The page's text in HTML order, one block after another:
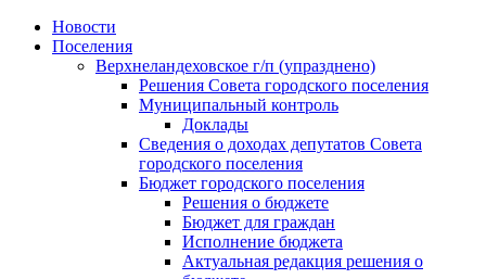
Skip
Новости
Поселения
Верхнеландеховское г/п (упразднено)
Решения Совета городского поселения
Муниципальный контроль
Доклады
Сведения о доходах депутатов Совета
городского поселения
Бюджет городского поселения
Решения о бюджете
Бюджет для граждан
Исполнение бюджета
Актуальная редакция решения о